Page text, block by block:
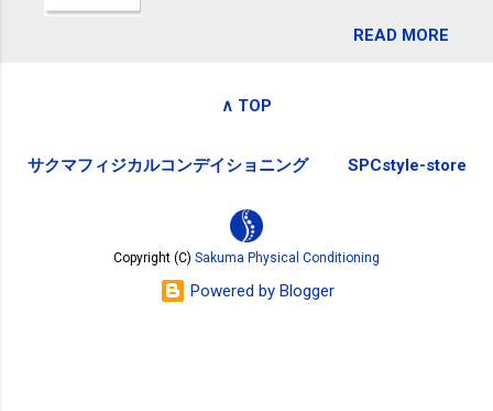
ですが、節税になるほど稼げていない
税務局｜ふるさと納税など個人住民税
ど。。 「関節の老化」は、「コンドロ
歳をピークにして、体内で作られる量
代の半分、60代ではそのさらに半分に
起こさないためには、食生活で「コン
ドロイチン」を補うことが大切。そし
て「コンドロイチン」という成分は、
納豆をはじめとしたネバネバ&ヌルヌル
READ MORE
∧ TOP
サクマフィジカルコンデイショニング SPCstyle-store
Copyright (C) Sakuma Physical Conditioning
Powered by Blogger